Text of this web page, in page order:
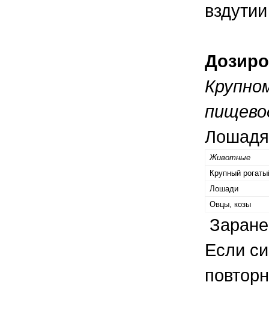
Животные
Крупный
Лошади
Овцы, козы
Если